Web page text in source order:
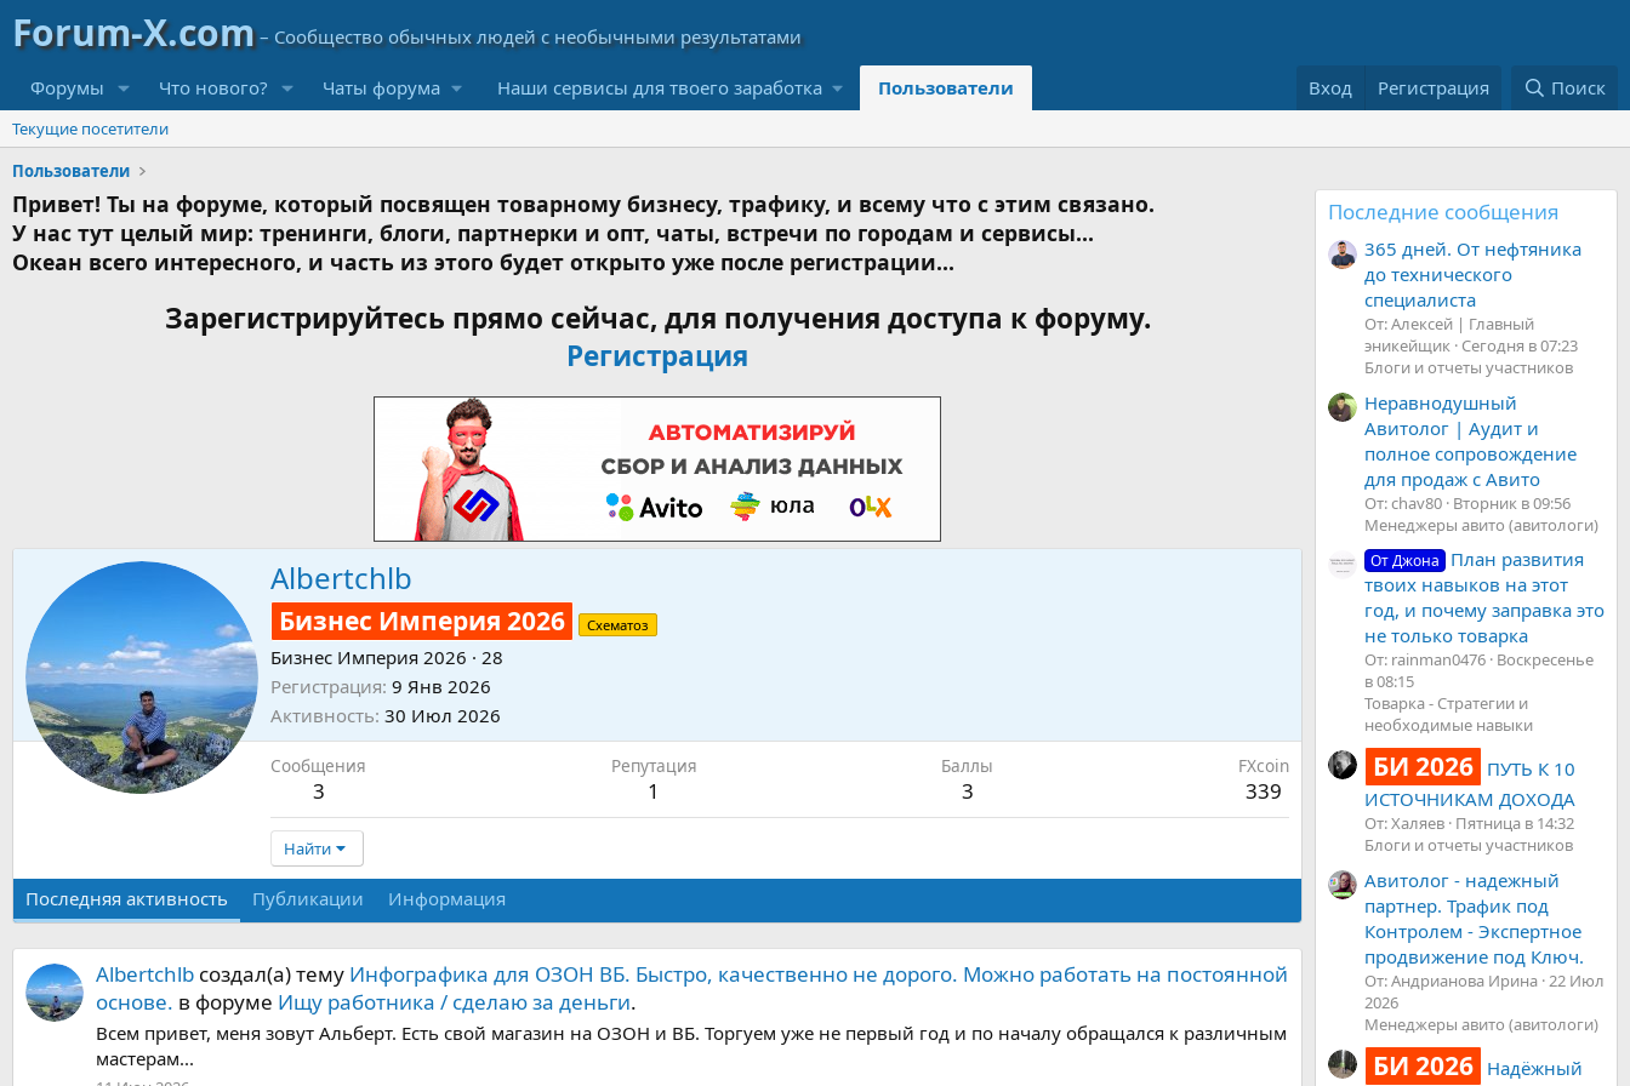
Форумы Что нового? Чаты форума Наши сервисы для твоего заработка Пользователи Вход Регистрация Поиск
Текущие посетители
Пользователи
Привет! Ты на форуме, который посвящен товарному бизнесу, трафику, и всему что с этим связано.
У нас тут целый мир: тренинги, блоги, партнерки и опт, чаты, встречи по городам и сервисы...
Океан всего интересного, и часть из этого будет открыто уже после регистрации...
Зарегистрируйтесь прямо сейчас, для получения доступа к форуму.
Регистрация
Albertchlb
Бизнес Империя 2026 Схематоз
Бизнес Империя 2026 · 28
Регистрация 9 Янв 2026
Активность 30 Июл 2026
Сообщения
3
Репутация
1
Баллы
3
FXсoin
339
Найти
Последняя активность Публикации Информация
Albertchlb создал(а) тему Инфографика для ОЗОН ВБ. Быстро, качественно не дорого. Можно работать на постоянной
основе. в форуме Ищу работника / сделаю за деньги.
Всем привет, меня зовут Альберт. Есть свой магазин на ОЗОН и ВБ. Торгуем уже не первый год и по началу обращался к различным
мастерам...
Последние сообщения
365 дней. От нефтяника
до технического
специалиста
От: Алексей | Главный
эникейщик Сегодня в 07:23
Блоги и отчеты участников
Неравнодушный
Авитолог | Аудит и
полное сопровождение
для продаж с Авито
От: chav80 Вторник в 09:56
Менеджеры авито (авитологи)
От Джона
План развития
твоих навыков на этот
год, и почему заправка это
не только товарка
От: rainman0476 Воскресенье
в 08:15
Товарка - Стратегии и
необходимые навыки
БИ 2026 ПУТЬ К 10
ИСТОЧНИКАМ ДОХОДА
От: Халяев Пятница в 14:32
Блоги и отчеты участников
Авитолог - надежный
партнер. Трафик под
Контролем - Экспертное
продвижение под Ключ.
От: Андрианова Ирина 22 Июл
2026
Менеджеры авито (авитологи)
БИ 2026 Надёжный